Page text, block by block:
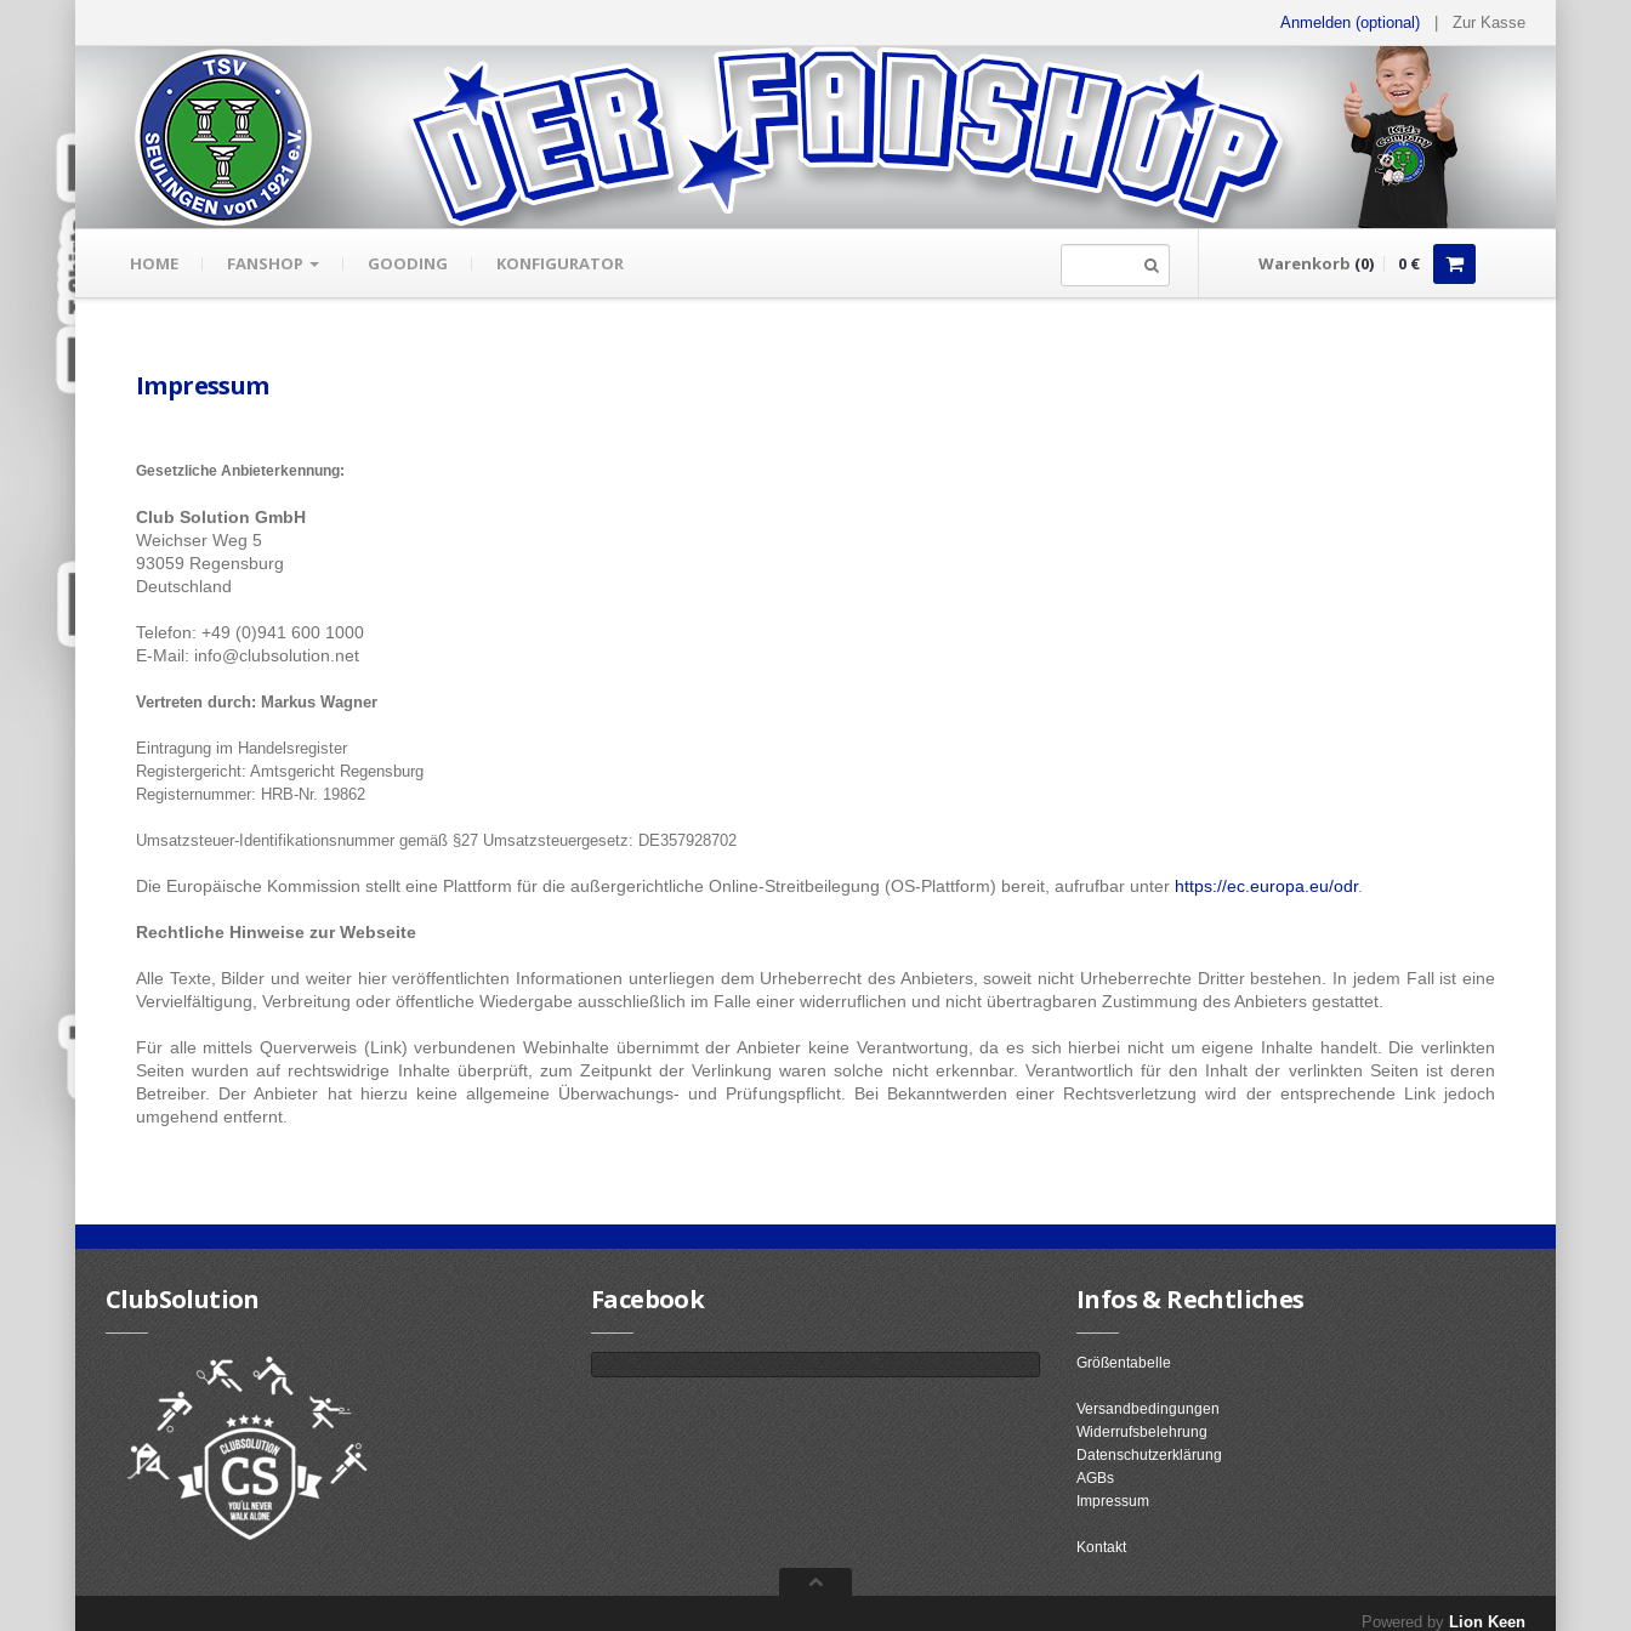
Anmelden (optional) Zur Kasse
HOME FANSHOP GOODING KONFIGURATOR Warenkorb (0) 0 €
Impressum
Gesetzliche Anbieterkennung:
Club Solution GmbH
Weichser Weg 5
93059 Regensburg
Deutschland
Telefon: +49 (0)941 600 1000
E-Mail: info@clubsolution.net
Vertreten durch: Markus Wagner
Eintragung im Handelsregister
Registergericht: Amtsgericht Regensburg
Registernummer: HRB-Nr. 19862
Umsatzsteuer-Identifikationsnummer gemäß §27 Umsatzsteuergesetz: DE357928702
Die Europäische Kommission stellt eine Plattform für die außergerichtliche Online-Streitbeilegung (OS-Plattform) bereit, aufrufbar unter https://ec.europa.eu/odr.
Rechtliche Hinweise zur Webseite
Alle Texte, Bilder und weiter hier veröffentlichten Informationen unterliegen dem Urheberrecht des Anbieters, soweit nicht Urheberrechte Dritter bestehen. In jedem Fall ist eine
Vervielfältigung, Verbreitung oder öffentliche Wiedergabe ausschließlich im Falle einer widerruflichen und nicht übertragbaren Zustimmung des Anbieters gestattet.
Für alle mittels Querverweis (Link) verbundenen Webinhalte übernimmt der Anbieter keine Verantwortung, da es sich hierbei nicht um eigene Inhalte handelt. Die verlinkten
Seiten wurden auf rechtswidrige Inhalte überprüft, zum Zeitpunkt der Verlinkung waren solche nicht erkennbar. Verantwortlich für den Inhalt der verlinkten Seiten ist deren
Betreiber. Der Anbieter hat hierzu keine allgemeine Überwachungs- und Prüfungspflicht. Bei Bekanntwerden einer Rechtsverletzung wird der entsprechende Link jedoch
umgehend entfernt.
ClubSolution Facebook Infos & Rechtliches
Größentabelle
Versandbedingungen
Widerrufsbelehrung
Datenschutzerklärung
AGBs
Impressum
Kontakt
Powered by Lion Keen